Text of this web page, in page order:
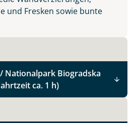
und Fresken sowie bunte
Nationalpark Biogradska
ca. 1 h)